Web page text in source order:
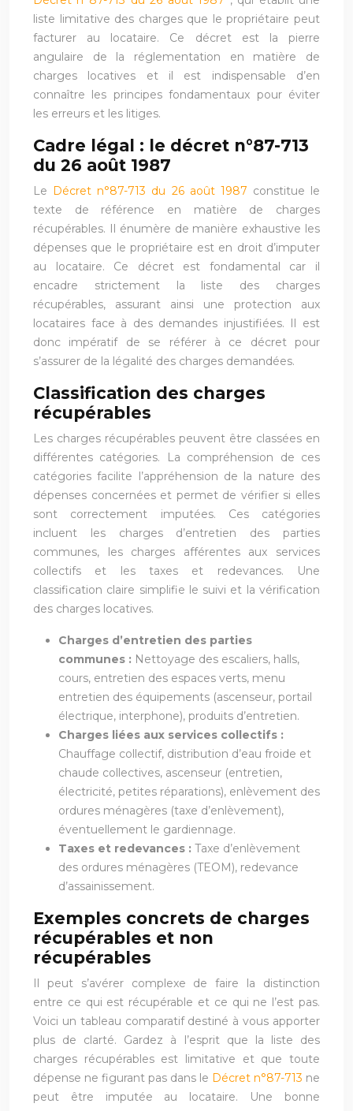
liste limitative des charges que le propriétaire peut
facturer au locataire. Ce décret est la pierre
angulaire de la réglementation en matière de
charges locatives et il est indispensable d’en
connaître les principes fondamentaux pour éviter
les erreurs et les litiges.
Cadre légal : le décret n°87-713
du 26 août 1987
Le Décret n°87-713 du 26 août 1987 constitue le
texte de référence en matière de charges
récupérables. Il énumère de manière exhaustive les
dépenses que le propriétaire est en droit d’imputer
au locataire. Ce décret est fondamental car il
encadre strictement la liste des charges
récupérables, assurant ainsi une protection aux
locataires face à des demandes injustifiées. Il est
donc impératif de se référer à ce décret pour
s’assurer de la légalité des charges demandées.
Classification des charges
récupérables
Les charges récupérables peuvent être classées en
différentes catégories. La compréhension de ces
catégories facilite l’appréhension de la nature des
dépenses concernées et permet de vérifier si elles
sont correctement imputées. Ces catégories
incluent les charges d’entretien des parties
communes, les charges afférentes aux services
collectifs et les taxes et redevances. Une
classification claire simplifie le suivi et la vérification
des charges locatives.
Charges d’entretien des parties
communes : Nettoyage des escaliers, halls,
cours, entretien des espaces verts, menu
entretien des équipements (ascenseur, portail
électrique, interphone), produits d’entretien.
Charges liées aux services collectifs :
Chauffage collectif, distribution d’eau froide et
chaude collectives, ascenseur (entretien,
électricité, petites réparations), enlèvement des
ordures ménagères (taxe d’enlèvement),
éventuellement le gardiennage.
Taxes et redevances : Taxe d’enlèvement
des ordures ménagères (TEOM), redevance
d’assainissement.
Exemples concrets de charges
récupérables et non
récupérables
Il peut s’avérer complexe de faire la distinction
entre ce qui est récupérable et ce qui ne l’est pas.
Voici un tableau comparatif destiné à vous apporter
plus de clarté. Gardez à l’esprit que la liste des
charges récupérables est limitative et que toute
dépense ne figurant pas dans le Décret n°87-713 ne
peut être imputée au locataire. Une bonne